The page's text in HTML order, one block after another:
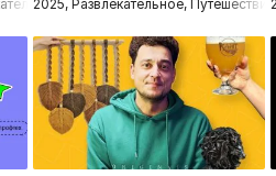
Путешествия
2025, Развлекательное,